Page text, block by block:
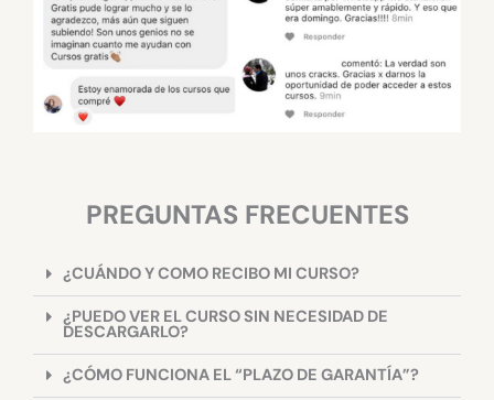
PREGUNTAS FRECUENTES
¿CUÁNDO Y COMO RECIBO MI CURSO?
¿PUEDO VER EL CURSO SIN NECESIDAD DE
DESCARGARLO?
¿CÓMO FUNCIONA EL “PLAZO DE GARANTÍA”?